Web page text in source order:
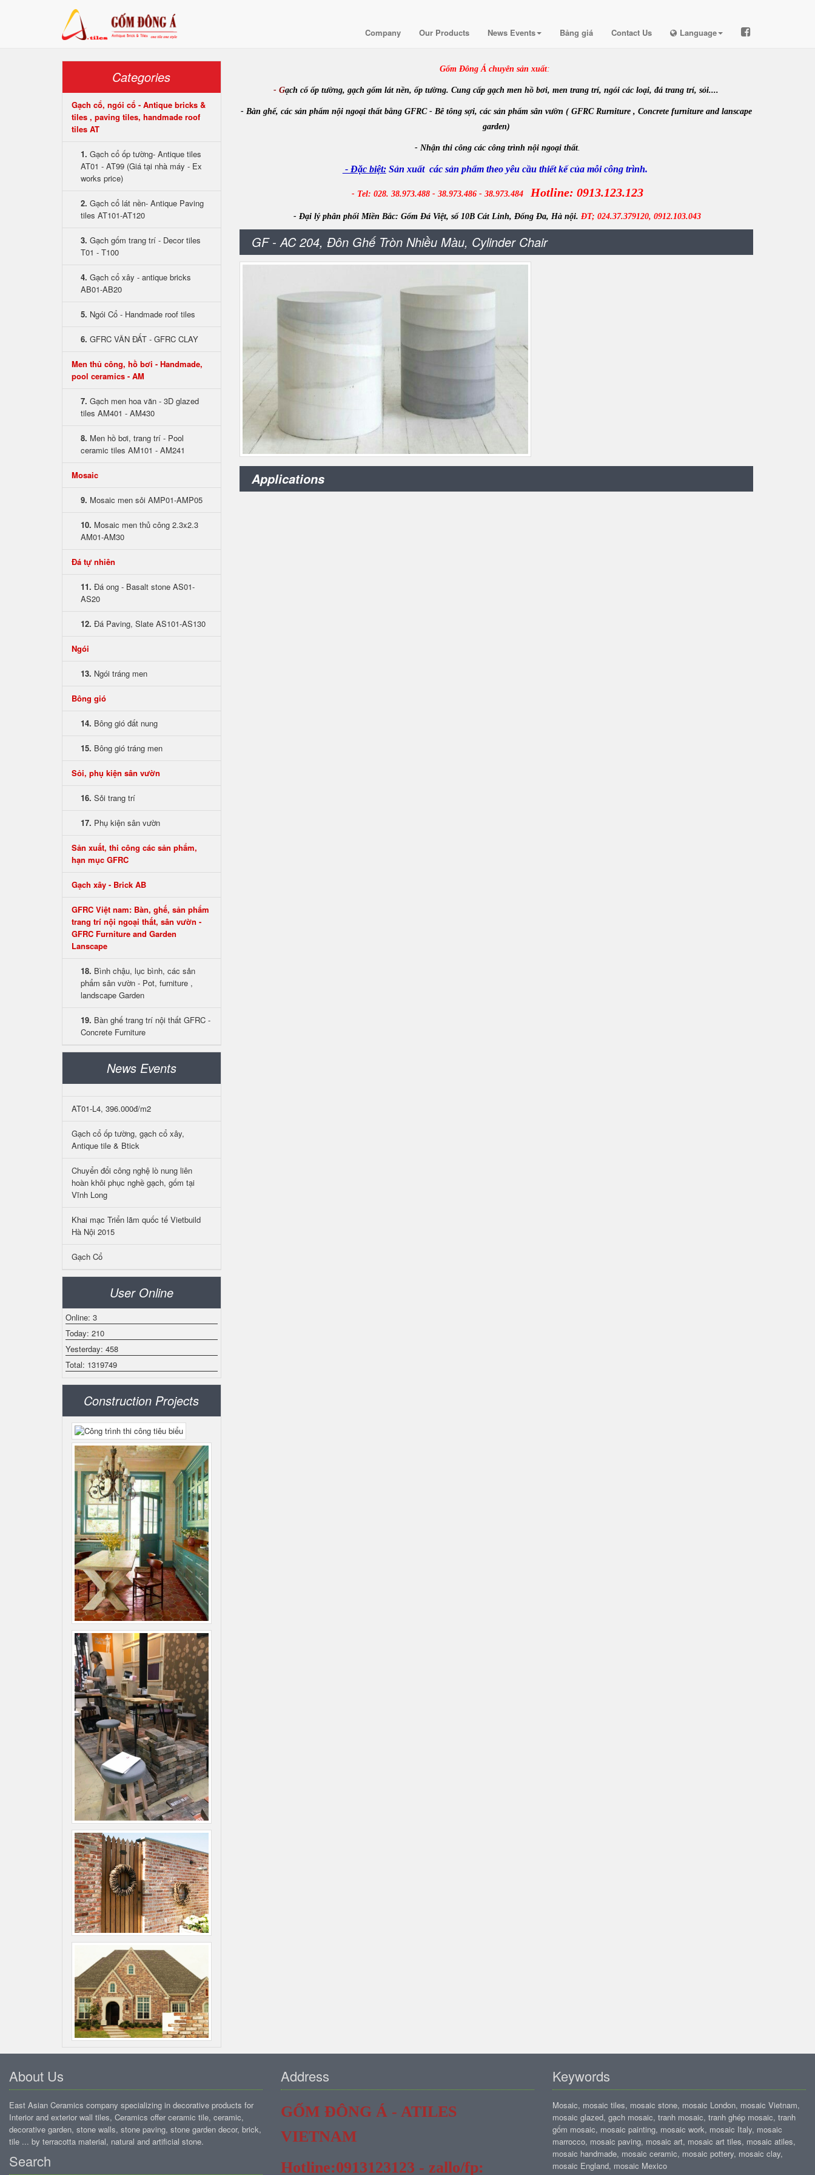
Company Our Products News Events Bảng giá Contact Us Language
Categories
Gạch cổ, ngói cổ - Antique bricks &
tiles , paving tiles, handmade roof
tiles AT
1. Gạch cổ ốp tường- Antique tiles
AT01 - AT99 (Giá tại nhà máy - Ex
works price)
2. Gạch cổ lát nền- Antique Paving
tiles AT101-AT120
3. Gạch gốm trang trí - Decor tiles
T01 - T100
4. Gạch cổ xây - antique bricks
AB01-AB20
5. Ngói Cổ - Handmade roof tiles
6. GFRC VÂN ĐẤT - GFRC CLAY
Men thủ công, hồ bơi - Handmade,
pool ceramics - AM
7. Gạch men hoa văn - 3D glazed
tiles AM401 - AM430
8. Men hồ bơi, trang trí - Pool
ceramic tiles AM101 - AM241
Mosaic
9. Mosaic men sỏi AMP01-AMP05
10. Mosaic men thủ công 2.3x2.3
AM01-AM30
Đá tự nhiên
11. Đá ong - Basalt stone AS01-
AS20
12. Đá Paving, Slate AS101-AS130
Ngói
13. Ngói tráng men
Bông gió
14. Bông gió đất nung
15. Bông gió tráng men
Sỏi, phụ kiện sân vườn
16. Sỏi trang trí
17. Phụ kiện sân vườn
Sản xuất, thi công các sản phẩm,
hạn mục GFRC
Gạch xây - Brick AB
GFRC Việt nam: Bàn, ghế, sản phẩm
trang trí nội ngoại thất, sân vườn -
GFRC Furniture and Garden
Lanscape
18. Bình chậu, lục bình, các sản
phẩm sân vườn - Pot, furniture ,
landscape Garden
19. Bàn ghế trang trí nội thất GFRC -
Concrete Furniture
News Events
AT01-L4, 396.000đ/m2
Gạch cổ ốp tường, gạch cổ xây,
Antique tile & Btick
Chuyển đổi công nghệ lò nung liên
hoàn khôi phục nghề gạch, gốm tại
Vĩnh Long
Khai mạc Triển lãm quốc tế Vietbuild
Hà Nội 2015
Gạch Cổ
User Online
Online: 3
Today: 210
Yesterday: 458
Total: 1319749
Construction Projects
Gốm Đông Á chuyên sản xuất:
- Gạch cổ ốp tường, gạch gốm lát nền, ốp tường. Cung cấp gạch men hồ bơi, men trang trí, ngói các loại, đá trang trí, sỏi....
- Bàn ghế, các sản phẩm nội ngoại thất bằng GFRC - Bê tông sợi, các sản phẩm sân vườn ( GFRC Rurniture , Concrete furniture and lanscape
garden)
- Nhận thi công các công trình nội ngoại thất.
- Đặc biệt: Sản xuất các sản phẩm theo yêu cầu thiết kế của mỗi công trình.
- Tel: 028. 38.973.488 - 38.973.486 - 38.973.484 Hotline: 0913.123.123
- Đại lý phân phối Miền Bắc: Gốm Đá Việt, số 10B Cát Linh, Đống Đa, Hà nội.ĐT; 024.37.379120, 0912.103.043
GF - AC 204, Đôn Ghế Tròn Nhiều Màu, Cylinder Chair
Applications
About Us
East Asian Ceramics company specializing in decorative products for
Interior and exterior wall tiles, Ceramics offer ceramic tile, ceramic,
decorative garden, stone walls, stone paving, stone garden decor, brick,
tile ... by terracotta material, natural and artificial stone.
Search
Address
GỐM ĐÔNG Á - ATILES
VIETNAM
Hotline:0913123123 - zallo/fp:
Keywords
Mosaic, mosaic tiles, mosaic stone, mosaic London, mosaic Vietnam,
mosaic glazed, gạch mosaic, tranh mosaic, tranh ghép mosaic, tranh
gốm mosaic, mosaic painting, mosaic work, mosaic Italy, mosaic
marrocco, mosaic paving, mosaic art, mosaic art tiles, mosaic atiles,
mosaic handmade, mosaic ceramic, mosaic pottery, mosaic clay,
mosaic England, mosaic Mexico